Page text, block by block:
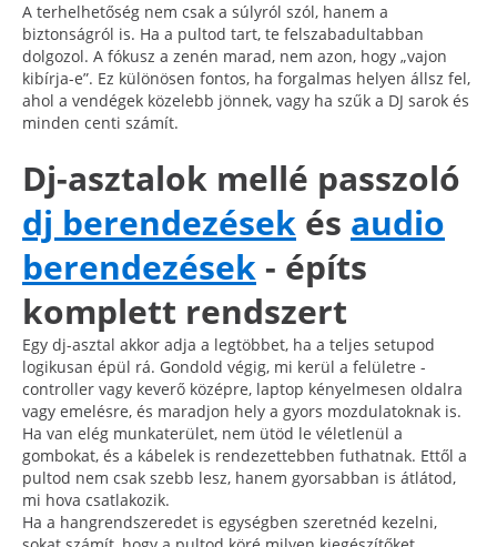
A terhelhetőség nem csak a súlyról szól, hanem a
biztonságról is. Ha a pultod tart, te felszabadultabban
dolgozol. A fókusz a zenén marad, nem azon, hogy „vajon
kibírja-e”. Ez különösen fontos, ha forgalmas helyen állsz fel,
ahol a vendégek közelebb jönnek, vagy ha szűk a DJ sarok és
minden centi számít.
Dj-asztalok mellé passzoló
dj berendezések és audio
berendezések - építs
komplett rendszert
Egy dj-asztal akkor adja a legtöbbet, ha a teljes setupod
logikusan épül rá. Gondold végig, mi kerül a felületre -
controller vagy keverő középre, laptop kényelmesen oldalra
vagy emelésre, és maradjon hely a gyors mozdulatoknak is.
Ha van elég munkaterület, nem ütöd le véletlenül a
gombokat, és a kábelek is rendezettebben futhatnak. Ettől a
pultod nem csak szebb lesz, hanem gyorsabban is átlátod,
mi hova csatlakozik.
Ha a hangrendszeredet is egységben szeretnéd kezelni,